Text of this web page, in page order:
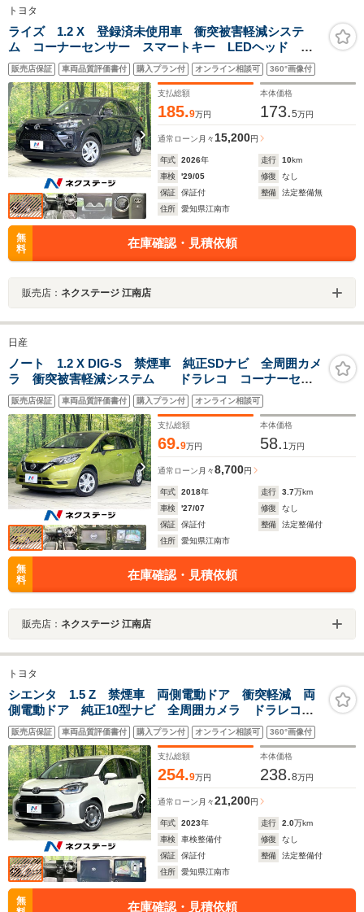
トヨタ
ライズ 1.2 X 登録済未使用車 衝突被害軽減システ
ム コーナーセンサー スマートキー LEDヘッド オ
ートハイビーム 車線逸脱警報 オートライト 電動格
納ミラー 純正16インチスチールホイール
販売店保証 車両品質評価書付 購入プラン付 オンライン相談可 360°画像付
支払総額
185.9万円
本体価格
173.5万円
通常ローン 月々 15,200円
年式 2026年 走行 10km
車検
'29/05 修復
なし
保証
保証付 整備
法定整備無
住所
愛知県江南市
無
料
在庫確認・見積依頼
販売店： ネクステージ 江南店
日産
ノート 1.2 X DIG-S 禁煙車 純正SDナビ 全周囲カメ
ラ 衝突被害軽減システム ドラレコ コーナーセン
サー スマートキー ETC 車線逸脱警報 オートライ
ト オートエアコン Bluetooth CD DVD再生 地デ
ジ
販売店保証 車両品質評価書付 購入プラン付 オンライン相談可
支払総額
69.9万円
本体価格
58. 1 万円
通常ローン 月々8,700円
年式 2018年 走行 3.7万km
車検
'27/07 修復
なし
保証
保証付 整備
法定整備付
住所
愛知県江南市
無
料
在庫確認・見積依頼
販売店： ネクステージ 江南店
トヨタ
シエンタ 1.5 Z 禁煙車 両側電動ドア 衝突軽減 両
側電動ドア 純正10型ナビ 全周囲カメラ ドラレコ
ETC レーダークルーズ コーナーセンサー ブライン
ドスポットモニター 車線逸脱警報 LEDヘッド オー
トエアコン
販売店保証 車両品質評価書付 購入プラン付 オンライン相談可 360°画像付
支払総額
254.9万円
本体価格
238.8万円
通常ローン 月々21,200円
年式 2023年 走行 2.0万km
車検
車検整備付 修復
なし
保証
保証付 整備
法定整備付
住所
愛知県江南市
無
在庫確認・見積依頼